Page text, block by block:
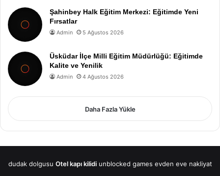
Şahinbey Halk Eğitim Merkezi: Eğitimde Yeni
Fırsatlar
Admin 5 Ağustos 2026
Üsküdar İlçe Milli Eğitim Müdürlüğü: Eğitimde
Kalite ve Yenilik
Admin 4 Ağustos 2026
Daha Fazla Yükle
dudak dolgusu Otel kapı kilidi unblocked games evden eve nakliyat